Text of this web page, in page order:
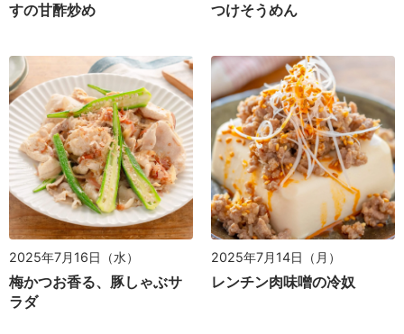
すの甘酢炒め
つけそうめん
2025年7月16日（水）
梅かつお香る、豚しゃぶサ
ラダ
2025年7月14日（月）
レンチン肉味噌の冷奴